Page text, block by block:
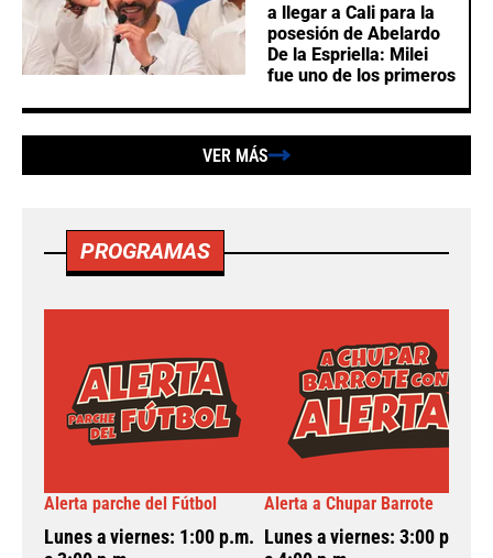
a llegar a Cali para la
posesión de Abelardo
De la Espriella: Milei
fue uno de los primeros
VER MÁS
PROGRAMAS
Alerta parche del Fútbol
Lunes a viernes: 1:00 p.m.
Alerta a Chupar Barrote
Lunes a viernes: 3:00 p.m.